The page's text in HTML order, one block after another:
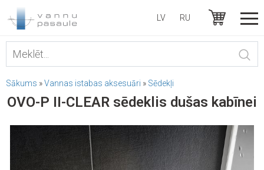
LV RU
Sākums »Vannas istabas aksesuāri » Sēdekļi
OVO-P II-CLEAR sēdeklis dušas kabīnei